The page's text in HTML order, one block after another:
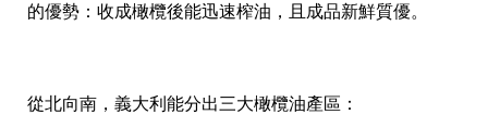
的優勢：收成橄欖後能迅速榨油，且成品新鮮質優。
從北向南，義大利能分出三大橄欖油產區：